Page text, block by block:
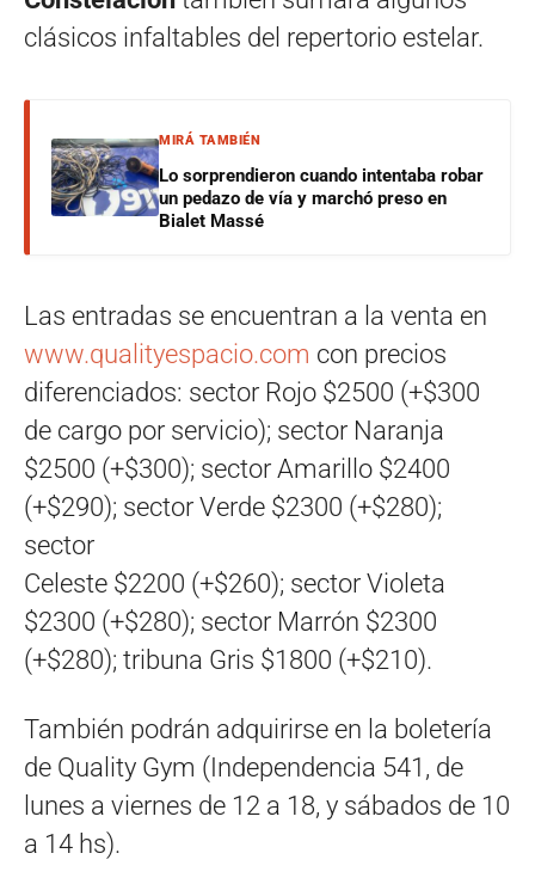
clásicos infaltables del repertorio estelar.
MIRÁ TAMBIÉN
Lo sorprendieron cuando intentaba robar
un pedazo de vía y marchó preso en
Bialet Massé
Las entradas se encuentran a la venta en
www.qualityespacio.com con precios
diferenciados: sector Rojo $2500 (+$300
de cargo por servicio); sector Naranja
$2500 (+$300); sector Amarillo $2400
(+$290); sector Verde $2300 (+$280);
sector
Celeste $2200 (+$260); sector Violeta
$2300 (+$280); sector Marrón $2300
(+$280); tribuna Gris $1800 (+$210).
También podrán adquirirse en la boletería
de Quality Gym (Independencia 541, de
lunes a viernes de 12 a 18, y sábados de 10
a 14 hs).